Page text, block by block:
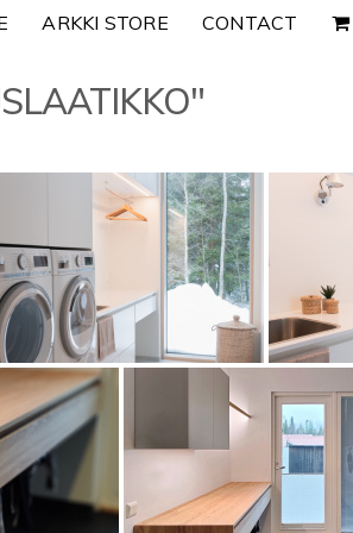
ARKKI STORE CONTACT